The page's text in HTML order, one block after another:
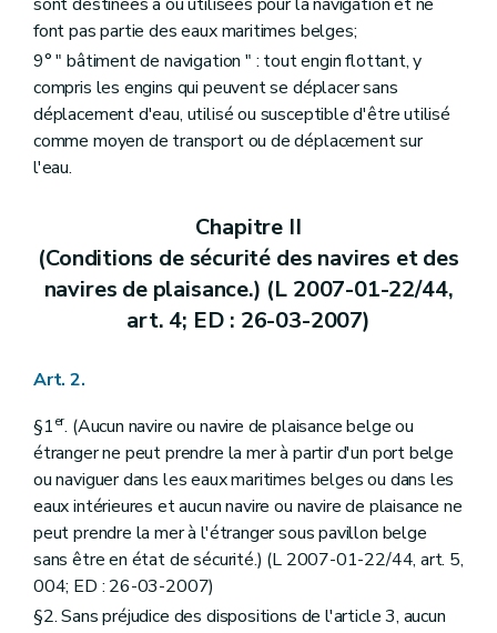
font pas partie des eaux maritimes belges;
9° " bâtiment de navigation " : tout engin flottant, y
compris les engins qui peuvent se déplacer sans
déplacement d'eau, utilisé ou susceptible d'être utilisé
comme moyen de transport ou de déplacement sur
l'eau.
Chapitre II
(Conditions de sécurité des navires et des
navires de plaisance.) (L 2007-01-22/44,
art. 4; ED : 26-03-2007)
Art. 2.
§1er. (Aucun navire ou navire de plaisance belge ou
étranger ne peut prendre la mer à partir d'un port belge
ou naviguer dans les eaux maritimes belges ou dans les
eaux intérieures et aucun navire ou navire de plaisance ne
peut prendre la mer à l'étranger sous pavillon belge
sans être en état de sécurité.) (L 2007-01-22/44, art. 5,
004; ED : 26-03-2007)
§2. Sans préjudice des dispositions de l'article 3, aucun